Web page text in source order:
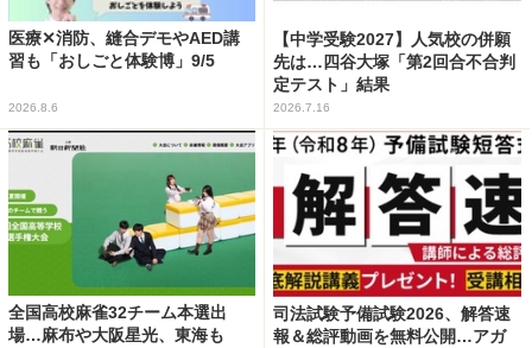
医療✕消防、縫合デモやAED講
習も「おしごと体験博」9/5
2026.8.6
【中学受験2027】人気校の併願
先は…四谷大塚「第2回合不合判
定テスト」結果
2026.7.16
全国高校麻雀32チーム本選出
場…麻布や大阪星光、東海も
司法試験予備試験2026、解答速
報＆総評動画を無料公開…アガ